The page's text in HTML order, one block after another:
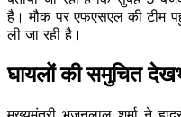
है। मौक पर एफएसएल की टीम
ली जा रही है।
घायलों की समुचित